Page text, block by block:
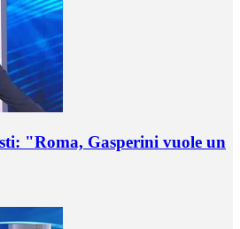
"Roma, Gasperini vuole un